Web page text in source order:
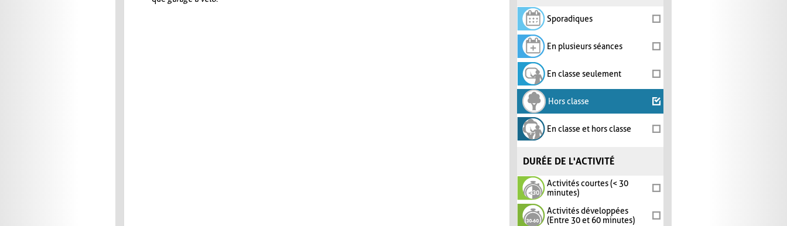
Sporadiques
En plusieurs séances
En classe seulement
Hors classe
En classe et hors classe
DURÉE DE L'ACTIVITÉ
Activités courtes (< 30
minutes)
Activités développées
(Entre 30 et 60 minutes)